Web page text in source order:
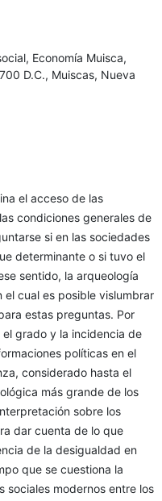
Economía Muisca,
D.C., Muiscas, Nueva
el acceso de las
condiciones generales de
si en las sociedades
determinante o si tuvo el
sentido, la arqueología
cual es posible vislumbrar
estas preguntas. Por
grado y la incidencia de
políticas en el
considerado hasta el
más grande de los
sobre los
dar cuenta de lo que
de la desigualdad en
que se cuestiona la
sociales modernos entre los